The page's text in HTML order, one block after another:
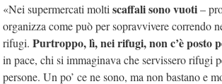
«Nei supermercati moltiscaffali sono vuoti–
organizza come può per sopravvivere correndo
rifugi. Purtroppo, lì, nei rifugi, non c’è posto
in pace, chi si immaginava che servissero rifugi
persone. Un po’ ce ne sono, ma non bastano e